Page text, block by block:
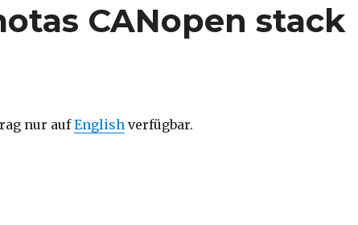
CANopen stack
nur aufEnglishverfügbar.